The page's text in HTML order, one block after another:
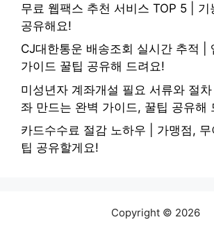
무료 웹팩스 추천 서비스 TOP 5 | 기
공유해요!
CJ대한통운 배송조회 실시간 추적 |
가이드 꿀팁 공유해 드려요!
미성년자 계좌개설 필요 서류와 절
좌 만드는 완벽 가이드, 꿀팁 공유해
카드수수료 절감 노하우 | 가맹점,
팁 공유할게요!
Copyright © 2026